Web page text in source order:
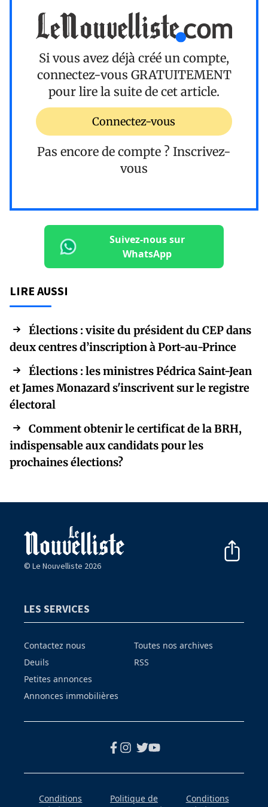
Si vous avez déjà créé un compte,
connectez-vous GRATUITEMENT
pour lire la suite de cet article.
Connectez-vous
Pas encore de compte ? Inscrivez-
vous
Suivez-nous sur
WhatsApp
LIRE AUSSI
Élections : visite du président du CEP dans
deux centres d’inscription à Port-au-Prince
Élections : les ministres Pédrica Saint-Jean
et James Monazard s'inscrivent sur le registre
électoral
Comment obtenir le certificat de la BRH,
indispensable aux candidats pour les
prochaines élections?
© Le Nouvelliste 2026
LES SERVICES
Contactez nous
Deuils
Petites annonces
Annonces immobilières
Toutes nos archives
RSS
Conditions
Politique de
Conditions